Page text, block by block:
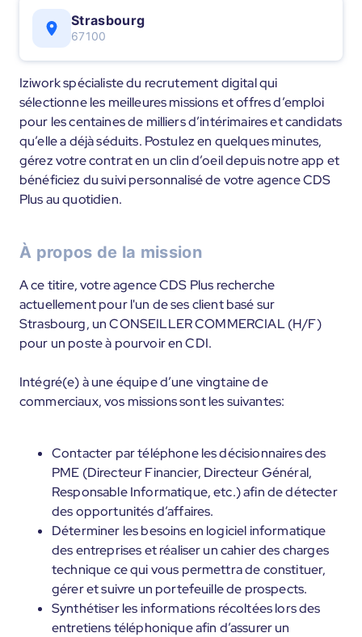
Strasbourg
67100
Iziwork spécialiste du recrutement digital qui
sélectionne les meilleures missions et offres d’emploi
pour les centaines de milliers d’intérimaires et candidats
qu’elle a déjà séduits. Postulez en quelques minutes,
gérez votre contrat en un clin d’oeil depuis notre app et
bénéficiez du suivi personnalisé de votre agence CDS
Plus au quotidien.
À propos de la mission
A ce titire, votre agence CDS Plus recherche
actuellement pour l'un de ses client basé sur
Strasbourg, un CONSEILLER COMMERCIAL (H/F)
pour un poste à pourvoir en CDI.
Intégré(e) à une équipe d’une vingtaine de
commerciaux, vos missions sont les suivantes:
Contacter par téléphone les décisionnaires des
PME (Directeur Financier, Directeur Général,
Responsable Informatique, etc.) afin de détecter
des opportunités d’affaires.
Déterminer les besoins en logiciel informatique
des entreprises et réaliser un cahier des charges
technique ce qui vous permettra de constituer,
gérer et suivre un portefeuille de prospects.
Synthétiser les informations récoltées lors des
entretiens téléphonique afin d’assurer un